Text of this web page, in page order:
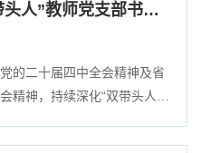
2025年“双带头人”教师党支部书记培训班开班
的二十届四中全会精神及省
精神，持续深化“双带头人”
织功能，12月2日，我校与